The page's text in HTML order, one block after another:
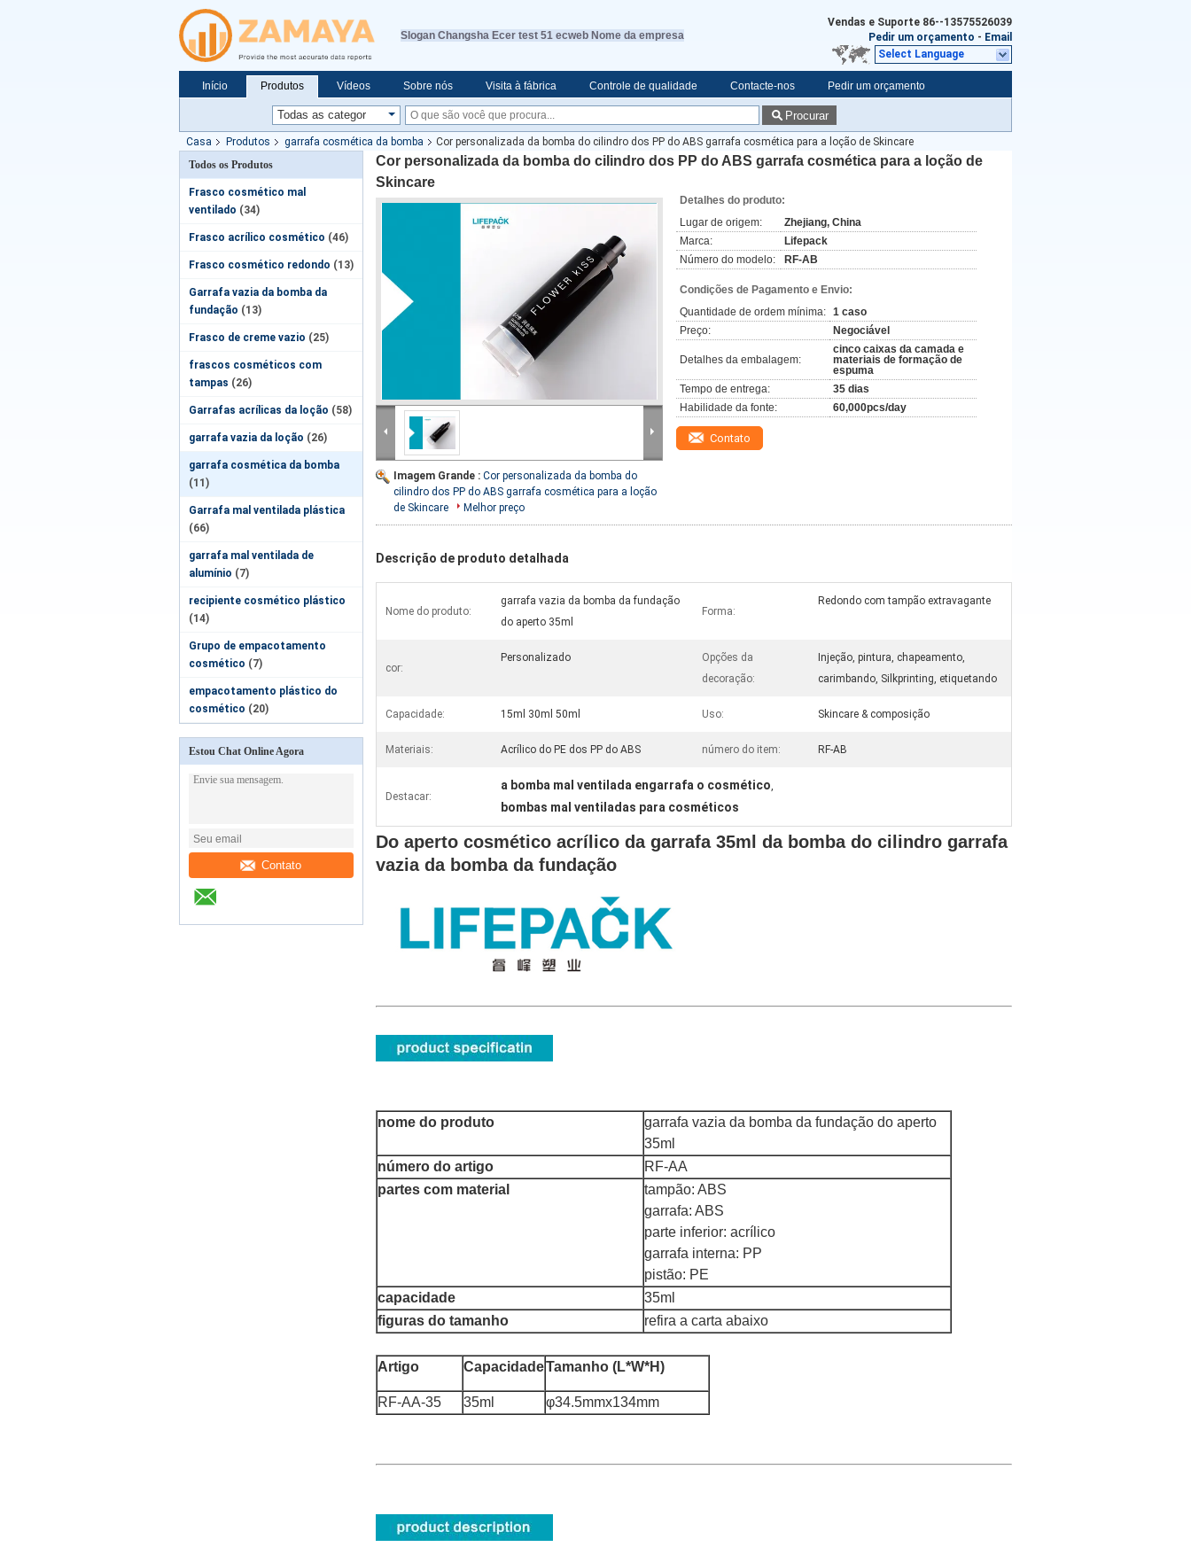
Slogan Changsha Ecer test 51 ecweb Nome da empresa
Vendas e Suporte 86--13575526039
Pedir um orçamento - Email
Select Language
Início Produtos Vídeos Sobre nós Visita à fábrica Controle de qualidade Contacte-nos Pedir um orçamento
Procurar
Casa Produtos garrafa cosmética da bomba
Cor personalizada da bomba do cilindro dos PP do ABS garrafa cosmética para a loção de Skincare
Todos os Produtos
Frasco cosmético mal
ventilado (34)
Frasco acrílico cosmético (46)
Frasco cosmético redondo (13)
Garrafa vazia da bomba da
fundação (13)
Frasco de creme vazio (25)
frascos cosméticos com
tampas (26)
Garrafas acrílicas da loção (58)
garrafa vazia da loção (26)
garrafa cosmética da bomba
(11)
Garrafa mal ventilada plástica
(66)
garrafa mal ventilada de
alumínio (7)
recipiente cosmético plástico
(14)
Grupo de empacotamento
cosmético (7)
empacotamento plástico do
cosmético (20)
Estou Chat Online Agora
Contato
Cor personalizada da bomba do cilindro dos PP do ABS garrafa cosmética para a loção de
Skincare
Imagem Grande : Cor personalizada da bomba do
cilindro dos PP do ABS garrafa cosmética para a loção
de Skincare
Melhor preço
Detalhes do produto:
Lugar de origem:
Zhejiang, China
Marca:
Lifepack
Número do modelo:
RF-AB
Condições de Pagamento e Envio:
Quantidade de ordem mínima: 1 caso
Preço:
Negociável
Detalhes da embalagem:
cinco caixas da camada e
materiais de formação de
espuma
Tempo de entrega:
35 dias
Habilidade da fonte:
60,000pcs/day
Contato
Descrição de produto detalhada
Nome do produto:
garrafa vazia da bomba da fundação
do aperto 35ml
Forma:
Redondo com tampão extravagante
cor:
Personalizado
Opções da
decoração:
Injeção, pintura, chapeamento,
carimbando, Silkprinting, etiquetando
Capacidade: 15ml 30ml 50ml Uso: Skincare & composição
Materiais: Acrílico do PE dos PP do ABS número do item: RF-AB
Destacar:
a bomba mal ventilada engarrafa o cosmético,
bombas mal ventiladas para cosméticos
Do aperto cosmético acrílico da garrafa 35ml da bomba do cilindro garrafa
vazia da bomba da fundação
nome do produto
garrafa vazia da bomba da fundação do aperto
35ml
número do artigo
RF-AA
partes com material
tampão: ABS
garrafa: ABS
parte inferior: acrílico
garrafa interna: PP
pistão: PE
capacidade
35ml
figuras do tamanho
refira a carta abaixo
Artigo CapacidadeTamanho (L*W*H)
RF-AA-35 35ml φ34.5mmx134mm